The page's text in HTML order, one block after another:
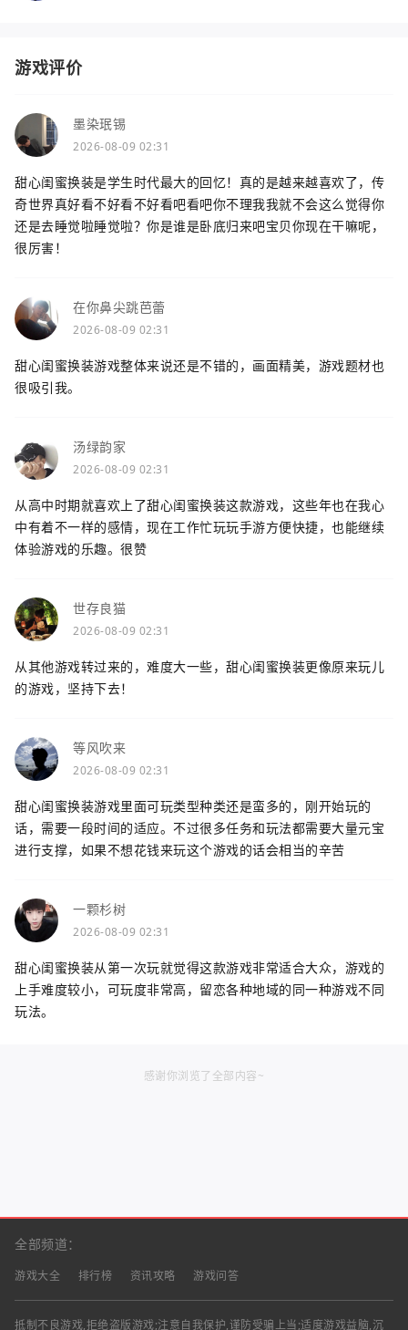
游戏评价
墨染珉锡
2026-08-09 02:31
甜心闺蜜换装是学生时代最大的回忆！真的是越来越喜欢了，传
奇世界真好看不好看不好看吧看吧你不理我我就不会这么觉得你
还是去睡觉啦睡觉啦？你是谁是卧底归来吧宝贝你现在干嘛呢，
很厉害！
在你鼻尖跳芭蕾
2026-08-09 02:31
甜心闺蜜换装游戏整体来说还是不错的，画面精美，游戏题材也
很吸引我。
汤绿韵家
2026-08-09 02:31
从高中时期就喜欢上了甜心闺蜜换装这款游戏，这些年也在我心
中有着不一样的感情，现在工作忙玩玩手游方便快捷，也能继续
体验游戏的乐趣。很赞
世存良猫
2026-08-09 02:31
从其他游戏转过来的，难度大一些，甜心闺蜜换装更像原来玩儿
的游戏，坚持下去！
等风吹来
2026-08-09 02:31
甜心闺蜜换装游戏里面可玩类型种类还是蛮多的，刚开始玩的
话，需要一段时间的适应。不过很多任务和玩法都需要大量元宝
进行支撑，如果不想花钱来玩这个游戏的话会相当的辛苦
一颗杉树
2026-08-09 02:31
甜心闺蜜换装从第一次玩就觉得这款游戏非常适合大众，游戏的
上手难度较小，可玩度非常高，留恋各种地域的同一种游戏不同
玩法。
感谢你浏览了全部内容~
全部频道：
游戏大全 排行榜 资讯攻略 游戏问答
抵制不良游戏,拒绝盗版游戏;注意自我保护,谨防受骗上当;适度游戏益脑,沉